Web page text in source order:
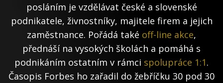
posláním je vzdělávat české a slovenské
podnikatele, živnostníky, majitele firem a jejich
zaměstnance. Pořádá také off-line akce,
přednáší na vysokých školách a pomáhá s
podnikáním ostatním v rámci spolupráce 1:1.
Časopis Forbes ho zařadil do žebříčku 30 pod 30